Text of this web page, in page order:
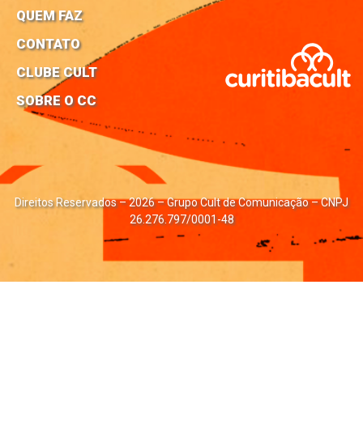
QUEM FAZ
CONTATO
CLUBE CULT
SOBRE O CC
Direitos Reservados – 2026 – Grupo Cult de Comunicação – CNPJ
26.276.797/0001-48